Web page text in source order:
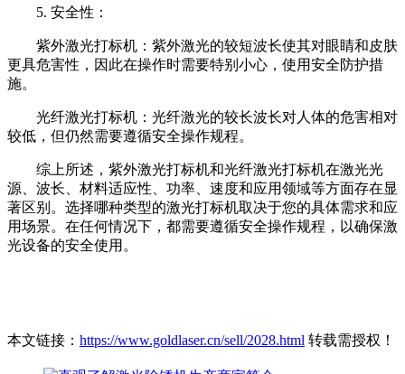
5. 安全性：
紫外激光打标机：紫外激光的较短波长使其对眼睛和皮肤
更具危害性，因此在操作时需要特别小心，使用安全防护措
施。
光纤激光打标机：光纤激光的较长波长对人体的危害相对
较低，但仍然需要遵循安全操作规程。
综上所述，紫外激光打标机和光纤激光打标机在激光光
源、波长、材料适应性、功率、速度和应用领域等方面存在显
著区别。选择哪种类型的激光打标机取决于您的具体需求和应
用场景。在任何情况下，都需要遵循安全操作规程，以确保激
光设备的安全使用。
本文链接： https://www.goldlaser.cn/sell/2028.html 转载需授权！